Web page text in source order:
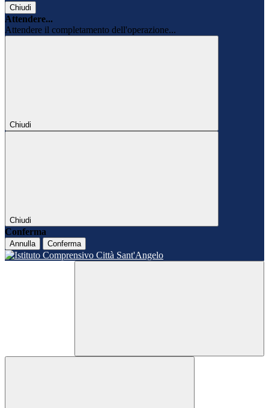
Chiudi
Attendere...
Attendere il completamento dell'operazione...
Chiudi
Chiudi
Conferma
Annulla Conferma